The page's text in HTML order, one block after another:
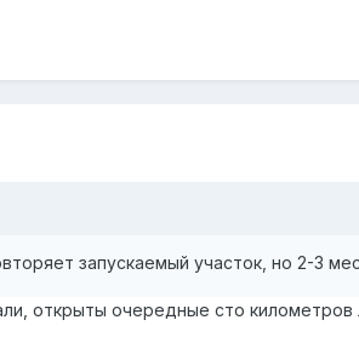
запускаемый участок, но 2-3
открыты очередные сто